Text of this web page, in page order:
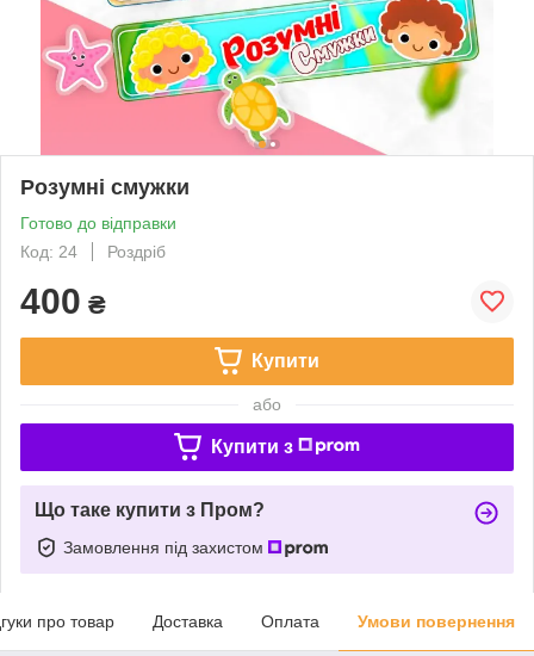
Розумні смужки
Готово до відправки
Код: 24
Роздріб
400 ₴
Купити
або
Купити з
Що таке купити з Пром?
Замовлення під захистом
про товар Доставка Оплата Умови повернення